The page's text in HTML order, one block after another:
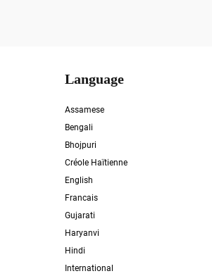
Language
Assamese
Bengali
Bhojpuri
Créole Haïtienne
English
Francais
Gujarati
Haryanvi
Hindi
International